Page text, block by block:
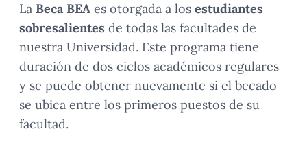
La Beca BEA es otorgada a los estudiantes
sobresalientes de todas las facultades de
nuestra Universidad. Este programa tiene
duración de dos ciclos académicos regulares
y se puede obtener nuevamente si el becado
se ubica entre los primeros puestos de su
facultad.